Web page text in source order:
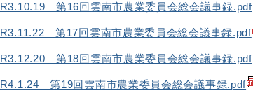
R3.10.19 第16回雲南市農業委員会総会議事録.pdf
R3.11.22 第17回雲南市農業委員会総会議事録.pdf
R3.12.20 第18回雲南市農業委員会総会議事録.pdf
R4.1.24 第19回雲南市農業委員会総会議事録.pdf